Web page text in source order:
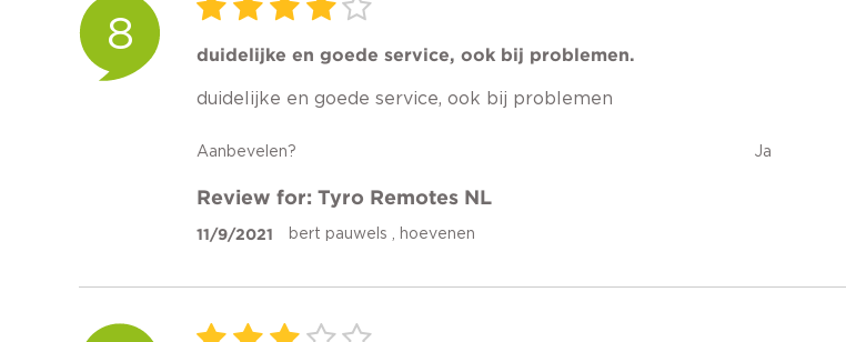
8 duidelijke en goede service, ook bij problemen.
duidelijke en goede service, ook bij problemen
Aanbevelen? Ja
Review for: Tyro Remotes NL
11/9/2021 bert pauwels , hoevenen